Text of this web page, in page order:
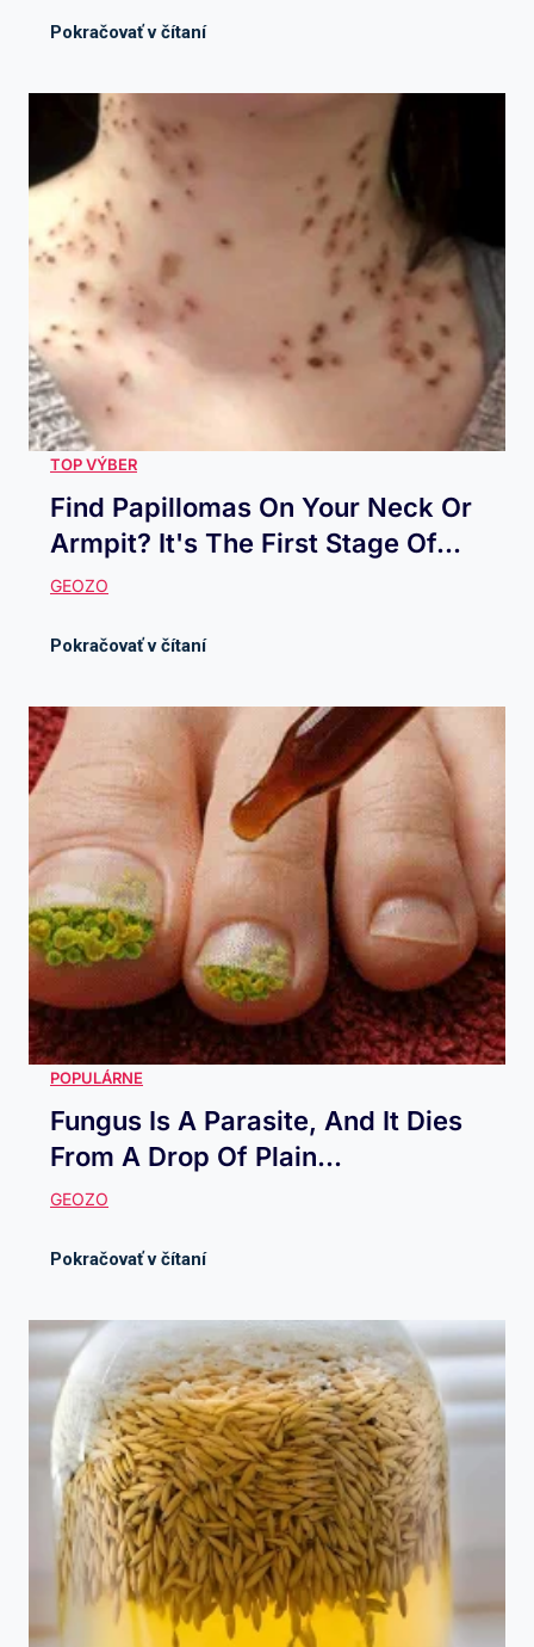
Find Papillomas On Your Neck Or
Armpit? It's The First Stage Of...
Fungus Is A Parasite, And It Dies
From A Drop Of Plain...